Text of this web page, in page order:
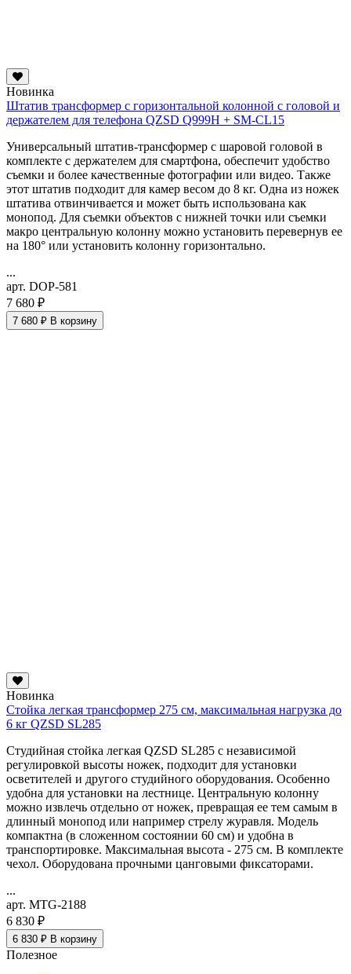
Новинка
Штатив трансформер с горизонтальной колонной с головой и
держателем для телефона QZSD Q999H + SM-CL15
Универсальный штатив-трансформер с шаровой головой в
комплекте с держателем для смартфона, обеспечит удобство
съемки и более качественные фотографии или видео. Также
этот штатив подходит для камер весом до 8 кг. Одна из ножек
штатива отвинчивается и может быть использована как
монопод. Для съемки объектов с нижней точки или съемки
макро центральную колонну можно установить перевернув ее
на 180° или установить колонну горизонтально.
...
арт. DOP-581
7 680 ₽
7 680 ₽ В корзину
Новинка
Стойка легкая трансформер 275 см, максимальная нагрузка до
6 кг QZSD SL285
Студийная стойка легкая QZSD SL285 с независимой
регулировкой высоты ножек, подходит для установки
осветителей и другого студийного оборудования. Особенно
удобна для установки на лестнице. Центральную колонну
можно извлечь отдельно от ножек, превращая ее тем самым в
длинный монопод или например стрелу журавля. Модель
компактна (в сложенном состоянии 60 см) и удобна в
транспортировке. Максимальная высота - 275 см. В комплекте
чехол. Оборудована прочными цанговыми фиксаторами.
...
арт. MTG-2188
6 830 ₽
6 830 ₽ В корзину
Полезное